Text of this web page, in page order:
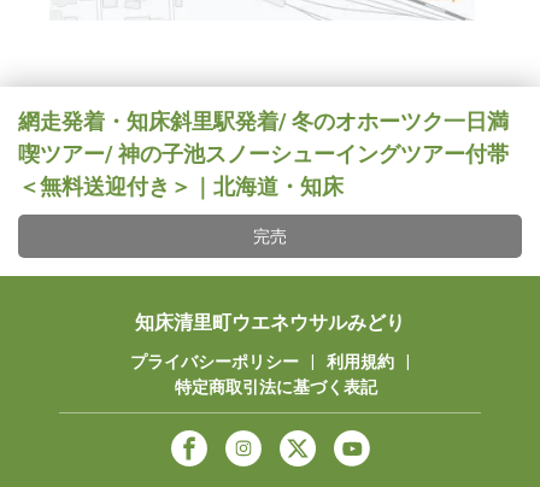
網走発着・知床斜里駅発着/ 冬のオホーツク一日満
喫ツアー/ 神の子池スノーシューイングツアー付帯
＜無料送迎付き＞｜北海道・知床
完売
知床清里町ウエネウサルみどり
プライバシーポリシー 利用規約
特定商取引法に基づく表記